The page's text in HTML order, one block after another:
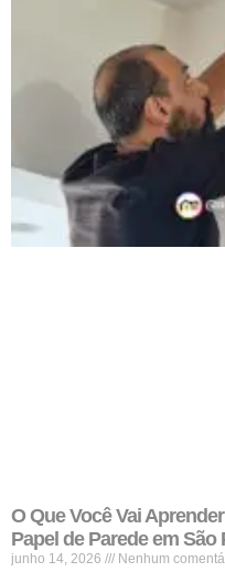
O Que Você Vai
Papel de Parede em São
junho 14, 2026 Nenhum